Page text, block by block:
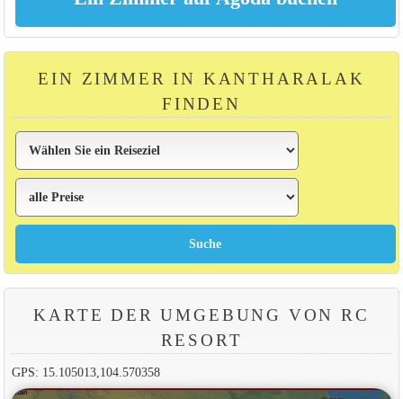
EIN ZIMMER IN KANTHARALAK
FINDEN
KARTE DER UMGEBUNG VON RC
RESORT
GPS: 15.105013,104.570358